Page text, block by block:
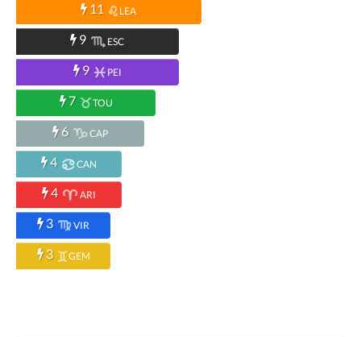
11 LEA
9 ESC
9 PEI
7 TOU
6 CAP
4 CAN
4 ARI
3 VIR
3 GEM